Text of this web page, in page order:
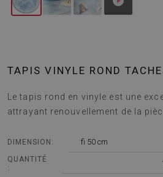
TAPIS VINYLE ROND
Le tapis rond en vinyle est une
attrayant renouvellement de la
DIMENSION: fi 50 cm
QUANTITÉ
: